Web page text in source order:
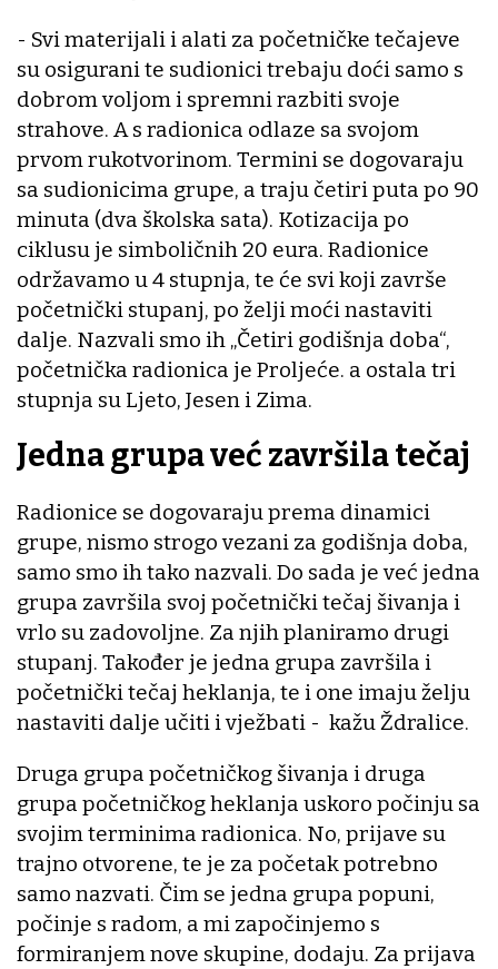
- Svi materijali i alati za početničke tečajeve
su osigurani te sudionici trebaju doći samo s
dobrom voljom i spremni razbiti svoje
strahove. A s radionica odlaze sa svojom
prvom rukotvorinom. Termini se dogovaraju
sa sudionicima grupe, a traju četiri puta po 90
minuta (dva školska sata). Kotizacija po
ciklusu je simboličnih 20 eura. Radionice
održavamo u 4 stupnja, te će svi koji završe
početnički stupanj, po želji moći nastaviti
dalje. Nazvali smo ih „Četiri godišnja doba“,
početnička radionica je Proljeće. a ostala tri
stupnja su Ljeto, Jesen i Zima.
Jedna grupa već završila tečaj
Radionice se dogovaraju prema dinamici
grupe, nismo strogo vezani za godišnja doba,
samo smo ih tako nazvali. Do sada je već jedna
grupa završila svoj početnički tečaj šivanja i
vrlo su zadovoljne. Za njih planiramo drugi
stupanj. Također je jedna grupa završila i
početnički tečaj heklanja, te i one imaju želju
nastaviti dalje učiti i vježbati - kažu Ždralice.
Druga grupa početničkog šivanja i druga
grupa početničkog heklanja uskoro počinju sa
svojim terminima radionica. No, prijave su
trajno otvorene, te je za početak potrebno
samo nazvati. Čim se jedna grupa popuni,
počinje s radom, a mi započinjemo s
formiranjem nove skupine, dodaju. Za prijava